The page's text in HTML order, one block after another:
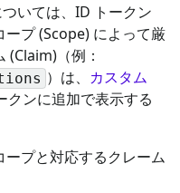
いては、ID トークン
プ (Scope) によって厳
(Claim)（例：
）は、 カスタム
クンに追加で表示する
プと対応するクレーム